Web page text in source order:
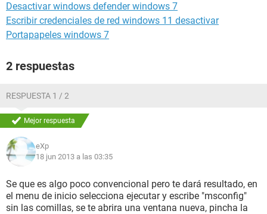
Desactivar windows defender windows 7
Escribir credenciales de red windows 11 desactivar
Portapapeles windows 7
2 respuestas
RESPUESTA 1 / 2
Mejor respuesta
eXp
18 jun 2013 a las 03:35
Se que es algo poco convencional pero te dará resultado, en
el menu de inicio selecciona ejecutar y escribe "msconfig"
sin las comillas, se te abrira una ventana nueva, pincha la